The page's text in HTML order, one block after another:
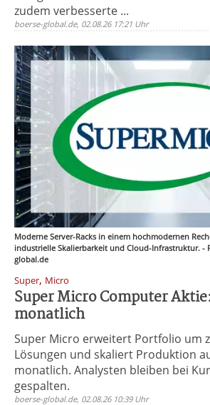
zudem verbesserte ...
boerse-global.de, 02.08.26 17:21 Uhr
Moderne Server-Racks in einem hochmodernen
industrielle Skalierbarkeit und Cloud-Infrastruktur. -
global.de
Super, Micro
Super Micro Computer
monatlich
Super Micro erweitert Portfolio um
Lösungen und skaliert Produktion
monatlich. Analysten bleiben bei
gespalten.
boerse-global.de, 02.08.26 10:39 Uhr